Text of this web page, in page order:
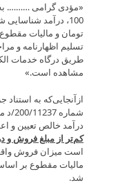
«مؤدی گرامی ……….
تومان و مالیات
تسلیم اظهارنامه و
مشاهده است.»
درآمد خالص تعیین و
کم‌تر از مبلغ فروش و
است میزان فروش
مالیات مقطوع بر
شد.